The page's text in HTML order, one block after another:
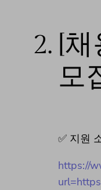
2. [
모
✅ 지원
https://